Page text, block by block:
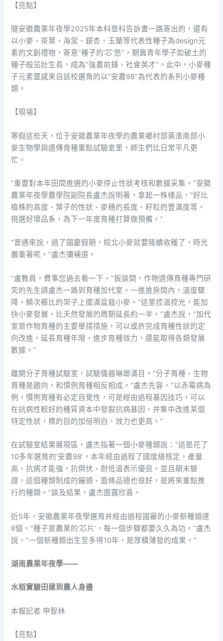
【亮點】
隨安徽農業年夜學2025年本科登科告訴書一路寄出的，還有
以小麥、茶葉、海棠、銀杏、玉蘭等代表性種子為design元
素的文創禮物，寄意“種子的‘芯’愿”，期冀青年學子如破土的
種子般茁壯生長，成為“強農前鋒、社會英才”。此中，小麥種
子元素靈感來自該校選育的以“安農98”為代表的系列小麥種
類。
【現場】
寒假這些天，位于安徽農業年夜學的農業鄉村部黃淮南部小
麥生物學與遺傳育種重點試驗室里，師生們比日常平凡更
忙。
“重要對本年田間進選的小麥停止性狀考核和數據采集。”安徽
農業年夜學農學院副院長盧杰說明著，拿起一株樣品，“好比
植株的高度、葉子的性狀、麥穗的長度、籽粒的豐滿度等，
挑選好壞品系，為下一年度育種打算做預備。”
“普通來說，過了國慶假期，皖北小麥就要陸續收穫了，時光
嚴重著呢。”盧杰彌補道。
“盧教員，費事您過去看一下。”扳談間，作物遺傳育種專門研
究的先生請盧杰一路到育種加代室。一進進房間內，溫度驟
降，鱗次櫛比的架子上擺滿盆栽小麥。“這里控溫控光，能加
快小麥發展，比天然發展的周期延長約一半。”盧杰說，“加代
室是作物育種的主要舉措措施，可以或許完成育種性狀的定
向改進，延長育種年限，進步育種效力，還能取得各類發展
數據。”
離開分子育種試驗室，試驗儀器琳瑯滿目。“分子育種、生物
育種是趨向，和慣例育種相反相成。”盧杰先容，“以赤霉病為
例，慣例育種有必定自覺性，可是經由過程基因技巧，可以
在抗病性較好的種質資本中發掘抗病基因，并集中改進某個
特定性狀，標的目的加倍明白，效力也更高。”
在試驗室結果展現區，盧杰指著一個小麥種類說：“這是花了
10多年選育的‘安農98’，本年經由過程了國度級核定，產量
高、抗病才能強，抗倒伏、耐低溫表示優良。並且顛末驗
證，這個種類制成的饅頭、面條品德也很好，是將來重點推
行的種類。”談及結果，盧杰面露欣喜。
近5年，安徽農業年夜學選育并經由過程國審的小麥新種類達
8個。“種子是農業的‘芯片’，每一個步驟都要久久為功。”盧杰
說，“一個新種類出生至多得10年，是厚積薄發的成果。”
湖南農業年夜學——
水稻實驗田建到農人身邊
本報記者 申智林
【亮點】